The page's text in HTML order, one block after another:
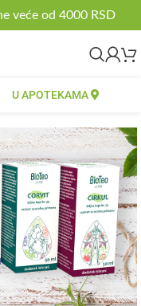
veće od 4000 RSD
U APOTEKAMA